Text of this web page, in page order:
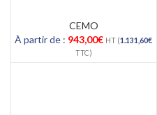
CEMO
À partir de : 943,00€ HT (1.131,60€
TTC)